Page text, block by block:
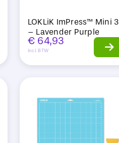
LOKLiK ImPress™ Mini 3
– Lavender Purple
€ 64,93
Incl. BTW